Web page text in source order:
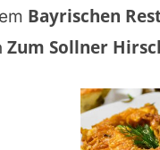
Bayrischen
Zum Sollner